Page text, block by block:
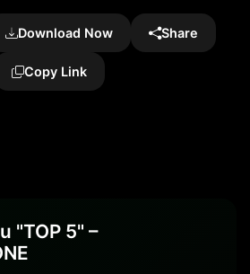
Download Now Share
Copy Link
"TOP 5" –